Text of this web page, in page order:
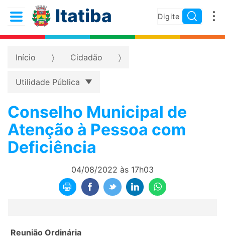
Itatiba
Início Cidadão
Utilidade Pública
Conselho Municipal de
Atenção à Pessoa com
Deficiência
04/08/2022 às 17h03
Reunião Ordinária